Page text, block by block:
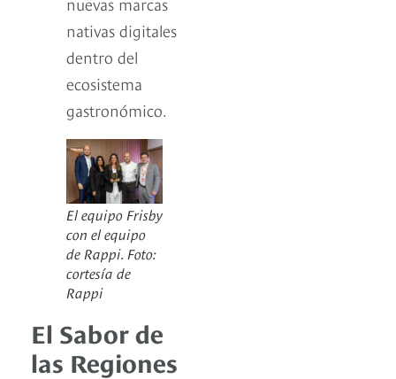
nativas digitales
dentro del
ecosistema
gastronómico.
El equipo Frisby
con el equipo
de Rappi. Foto:
cortesía de
Rappi
El Sabor de
las Regiones